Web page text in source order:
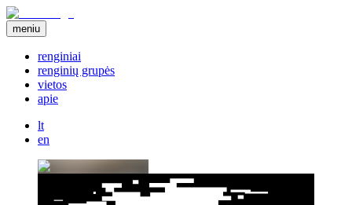
meniu
renginiai
renginių grupės
vietos
apie
lt
en